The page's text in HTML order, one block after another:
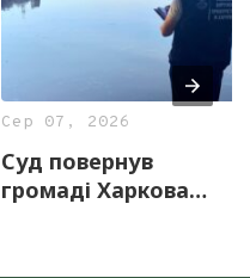
Сер 07, 2026
Суд повернув
громаді Харкова